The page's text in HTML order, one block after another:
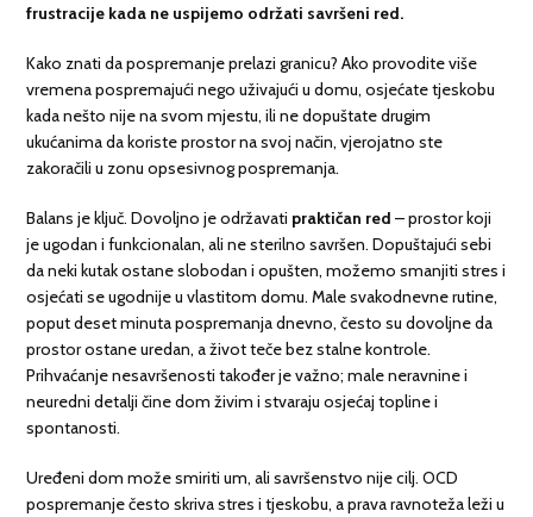
frustracije kada ne uspijemo održati savršeni red.
Kako znati da pospremanje prelazi granicu? Ako provodite više
vremena pospremajući nego uživajući u domu, osjećate tjeskobu
kada nešto nije na svom mjestu, ili ne dopuštate drugim
ukućanima da koriste prostor na svoj način, vjerojatno ste
zakoračili u zonu opsesivnog pospremanja.
Balans je ključ. Dovoljno je održavati praktičan red – prostor koji
je ugodan i funkcionalan, ali ne sterilno savršen. Dopuštajući sebi
da neki kutak ostane slobodan i opušten, možemo smanjiti stres i
osjećati se ugodnije u vlastitom domu. Male svakodnevne rutine,
poput deset minuta pospremanja dnevno, često su dovoljne da
prostor ostane uredan, a život teče bez stalne kontrole.
Prihvaćanje nesavršenosti također je važno; male neravnine i
neuredni detalji čine dom živim i stvaraju osjećaj topline i
spontanosti.
Uređeni dom može smiriti um, ali savršenstvo nije cilj. OCD
pospremanje često skriva stres i tjeskobu, a prava ravnoteža leži u